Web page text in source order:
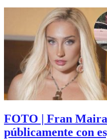
FOTO | Fran
públicamente con